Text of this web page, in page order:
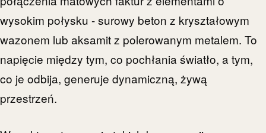
wysokim połysku - surowy beton z kryształowym
wazonem lub aksamit z polerowanym metalem. To
napięcie między tym, co pochłania światło, a tym,
co je odbija, generuje dynamiczną, żywą
przestrzeń.